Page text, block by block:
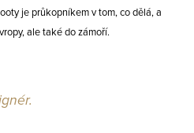
je průkopníkem v tom, co dělá, a
ale také do zámoří.